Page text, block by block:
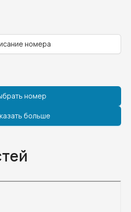
номера
номер
больше